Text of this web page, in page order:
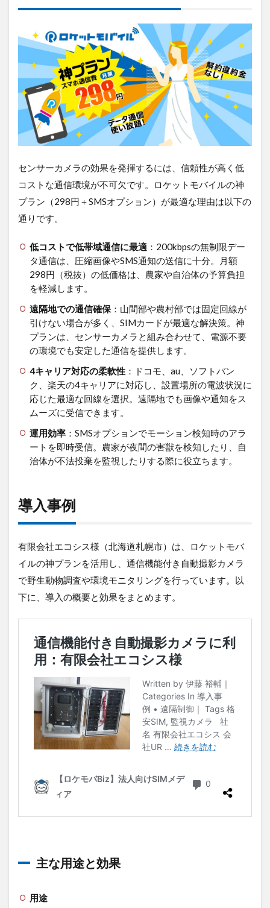
センサーカメラの効果を発揮するには、信頼性が高く低
コストな通信環境が不可欠です。ロケットモバイルの神
プラン（298円＋SMSオプション）が最適な理由は以下の
通りです。
低コストで低帯域通信に最適：200kbpsの無制限デー
タ通信は、圧縮画像やSMS通知の送信に十分。月額
298円（税抜）の低価格は、農家や自治体の予算負担
を軽減します。
遠隔地での通信確保：山間部や農村部では固定回線が
引けない場合が多く、SIMカードが最適な解決策。神
プランは、センサーカメラと組み合わせて、電源不要
の環境でも安定した通信を提供します。
4キャリア対応の柔軟性：ドコモ、au、ソフトバン
ク、楽天の4キャリアに対応し、設置場所の電波状況に
応じた最適な回線を選択。遠隔地でも画像や通知をス
ムーズに受信できます。
運用効率：SMSオプションでモーション検知時のアラ
ートを即時受信。農家が夜間の害獣を検知したり、自
治体が不法投棄を監視したりする際に役立ちます。
導入事例
有限会社エコシス様（北海道札幌市）は、ロケットモバ
イルの神プランを活用し、通信機能付き自動撮影カメラ
で野生動物調査や環境モニタリングを行っています。以
下に、導入の概要と効果をまとめます。
主な用途と効果
用途